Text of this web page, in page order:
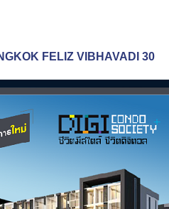
FELIZ VIBHAVADI 30